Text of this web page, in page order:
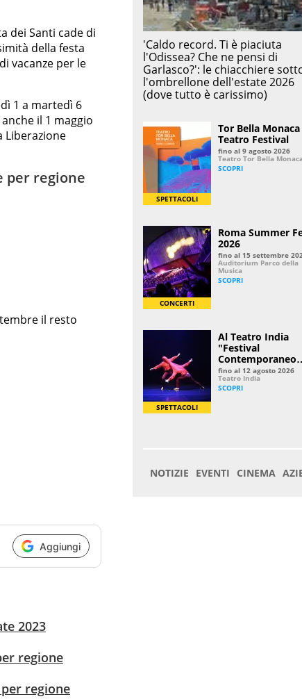
dei Santi cade di
della festa
vacanze per le
1 a martedì 6
il 1 maggio
Liberazione
per regione
il resto
Aggiungi
2023
regione
regione